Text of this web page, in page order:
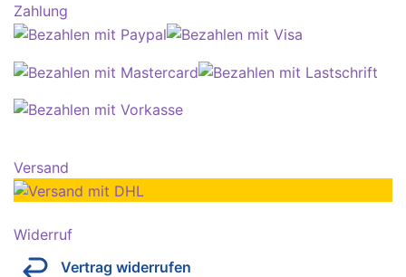
Zahlung
Versand
Widerruf
Vertrag widerrufen